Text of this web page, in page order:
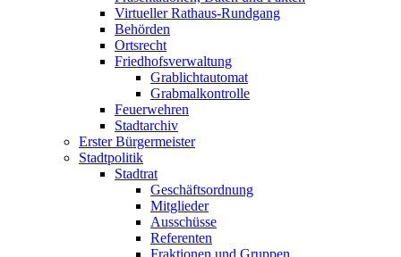
Virtueller Rathaus-Rundgang
Behörden
Ortsrecht
Friedhofsverwaltung
Grablichtautomat
Grabmalkontrolle
Feuerwehren
Stadtarchiv
Erster Bürgermeister
Stadtpolitik
Stadtrat
Geschäftsordnung
Mitglieder
Ausschüsse
Referenten
Fraktionen und Gruppen